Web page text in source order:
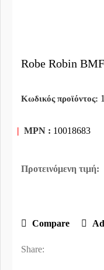
Robe Robin
Κωδικός προϊόντος:
| MPN : 10018683
Compare
Share: